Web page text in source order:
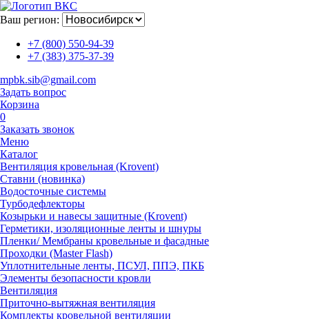
Ваш регион:
+7 (800) 550-94-39
+7 (383) 375-37-39
mpbk.sib@gmail.com
Задать вопрос
Корзина
0
Заказать звонок
Меню
Каталог
Вентиляция кровельная (Krovent)
Ставни (новинка)
Водосточные системы
Турбодефлекторы
Козырьки и навесы защитные (Krovent)
Герметики, изоляционные ленты и шнуры
Пленки/ Мембраны кровельные и фасадные
Проходки (Master Flash)
Уплотнительные ленты, ПСУЛ, ППЭ, ПКБ
Элементы безопасности кровли
Вентиляция
Приточно-вытяжная вентиляция
Комплекты кровельной вентиляции